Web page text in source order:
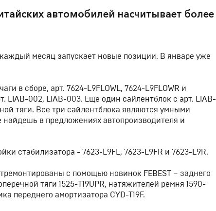
автомобилей насчитывает более
месяц запускает новые позиции. В январе уже
в сборе, арт. 7624-L9FLOWL, 7624-L9FLOWR и
LIAB-002, LIAB-003. Еще один сайлентблок с арт. LIAB-
тяги. Все три сайлентблока являются умными
в предложениях автопроизводителя и
стабилизатора - 7623-L9FL, 7623-L9FR и 7623-L9R.
с помощью новинок FEBEST – заднего
тяги 1525-T19UPR, натяжителей ремня 1590-
переднего амортизатора CYD-T19F.